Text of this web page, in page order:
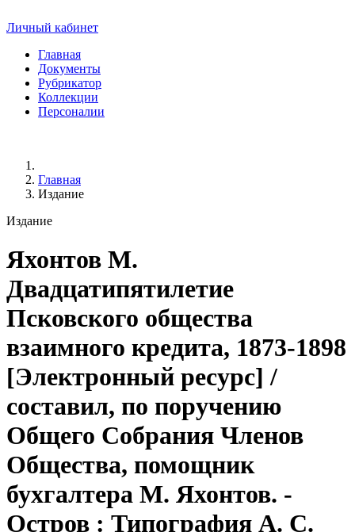
Личный кабинет
Главная
Документы
Рубрикатор
Коллекции
Персоналии
Главная
Издание
Издание
Яхонтов М.
Двадцатипятилетие
Псковского общества
взаимного кредита, 1873-1898
[Электронный ресурс] /
составил, по поручению
Общего Собрания Членов
Общества, помощник
бухгалтера М. Яхонтов. -
Остров : Типография А. С.